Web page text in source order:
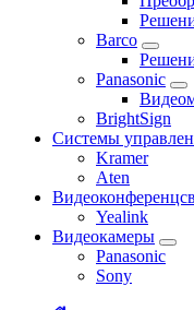
Barco
Panasonic
BrightSign
Системы
Kramer
Aten
Yealink
Видеокамеры
Panasonic
Sony